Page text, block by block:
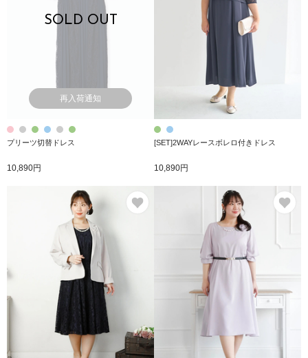
SOLD OUT
再入荷通知
プリーツ切替ドレス
10,890円
[SET]2WAYレースボレロ付きドレス
10,890円